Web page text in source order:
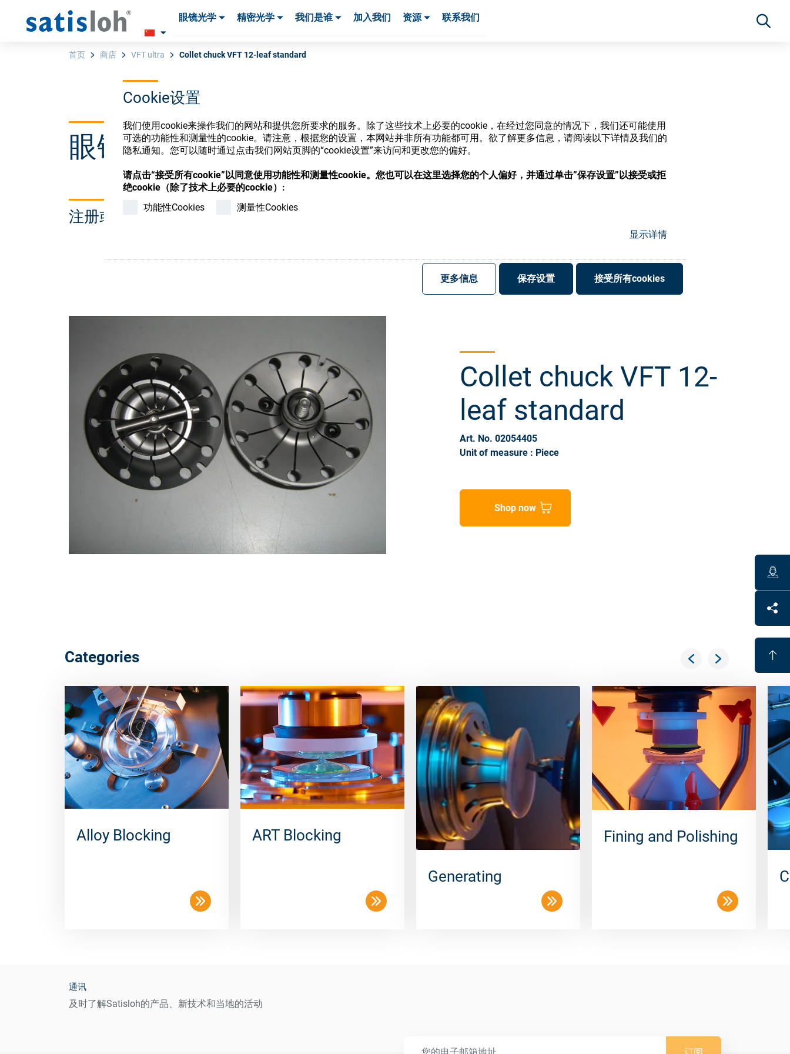
Cookie设置
我们使用cookie来操作我们的网站和提供您所要求的服务。除了这些技术上必要的cookie，在经过您同意的情况下，我们还可能使用
可选的功能性和测量性的cookie。请注意，根据您的设置，本网站并非所有功能都可用。欲了解更多信息，请阅读以下详情及我们的
隐私通知。您可以随时通过点击我们网站页脚的“cookie设置”来访问和更改您的偏好。
请点击“接受所有cookie”以同意使用功能性和测量性cookie。您也可以在这里选择您的个人偏好，并通过单击”保存设置”以接受或拒
绝cookie（除了技术上必要的cockie）:
功能性Cookies
测量性Cookies
显示详情
更多信息 保存设置 接受所有cookies
眼镜光学 精密光学 我们是谁 加入我们 资源 联系我们
首页 商店 VFT ultra Collet chuck VFT 12-leaf standard
眼镜光学耗材商店
注册或登录以访问您的帐户，并了解我们的各种眼镜光学耗材
登录
Collet chuck VFT 12-
leaf standard
Art. No. 02054405
Unit of measure : Piece
Shop now
Categories
Alloy Blocking ART Blocking
Generating
Fining and Polishing
通讯
及时了解Satisloh的产品、新技术和当地的活动